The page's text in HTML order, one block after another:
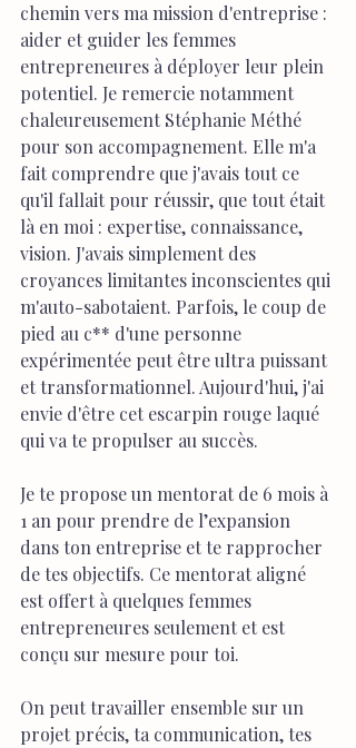
chemin vers ma mission d'entreprise :
aider et guider les femmes
entrepreneures à déployer leur plein
potentiel. Je remercie notamment
chaleureusement Stéphanie Méthé
pour son accompagnement. Elle m'a
fait comprendre que j'avais tout ce
qu'il fallait pour réussir, que tout était
là en moi : expertise, connaissance,
vision. J'avais simplement des
croyances limitantes inconscientes qui
m'auto-sabotaient. Parfois, le coup de
pied au c** d'une personne
expérimentée peut être ultra puissant
et transformationnel. Aujourd'hui, j'ai
envie d'être cet escarpin rouge laqué
qui va te propulser au succès.
Je te propose un mentorat de 6 mois à
1 an pour prendre de l’expansion
dans ton entreprise et te rapprocher
de tes objectifs. Ce mentorat aligné
est offert à quelques femmes
entrepreneures seulement et est
conçu sur mesure pour toi.
On peut travailler ensemble sur un
projet précis, ta communication, tes